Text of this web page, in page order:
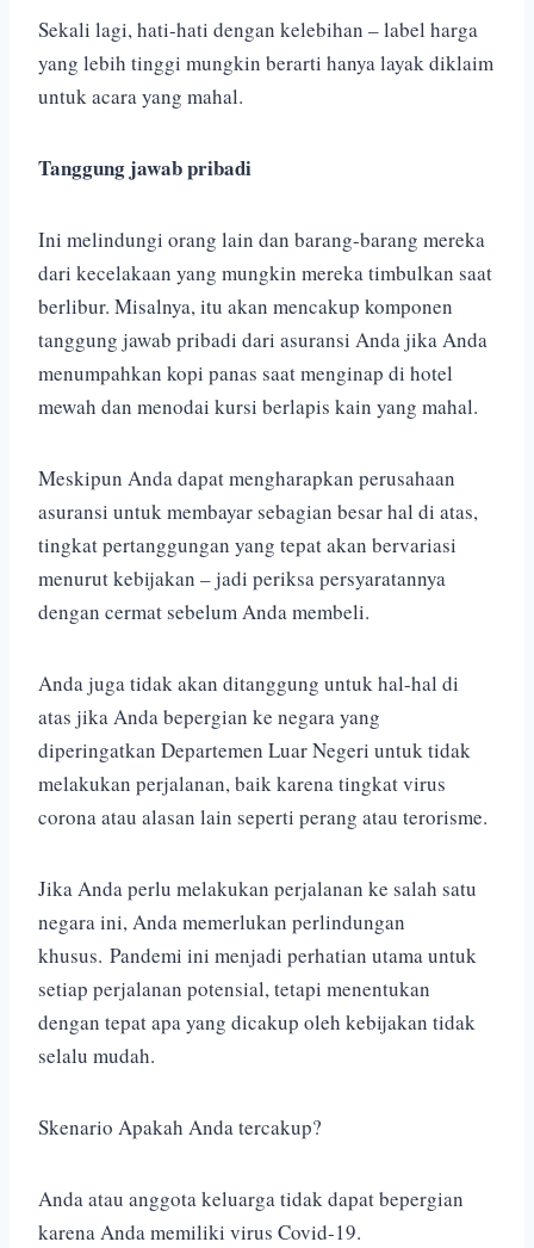
Sekali lagi, hati-hati dengan kelebihan – label harga
yang lebih tinggi mungkin berarti hanya layak diklaim
untuk acara yang mahal.
Tanggung jawab pribadi
Ini melindungi orang lain dan barang-barang mereka
dari kecelakaan yang mungkin mereka timbulkan saat
berlibur. Misalnya, itu akan mencakup komponen
tanggung jawab pribadi dari asuransi Anda jika Anda
menumpahkan kopi panas saat menginap di hotel
mewah dan menodai kursi berlapis kain yang mahal.
Meskipun Anda dapat mengharapkan perusahaan
asuransi untuk membayar sebagian besar hal di atas,
tingkat pertanggungan yang tepat akan bervariasi
menurut kebijakan – jadi periksa persyaratannya
dengan cermat sebelum Anda membeli.
Anda juga tidak akan ditanggung untuk hal-hal di
atas jika Anda bepergian ke negara yang
diperingatkan Departemen Luar Negeri untuk tidak
melakukan perjalanan, baik karena tingkat virus
corona atau alasan lain seperti perang atau terorisme.
Jika Anda perlu melakukan perjalanan ke salah satu
negara ini, Anda memerlukan perlindungan
khusus. Pandemi ini menjadi perhatian utama untuk
setiap perjalanan potensial, tetapi menentukan
dengan tepat apa yang dicakup oleh kebijakan tidak
selalu mudah.
Skenario Apakah Anda tercakup?
Anda atau anggota keluarga tidak dapat bepergian
karena Anda memiliki virus Covid-19.